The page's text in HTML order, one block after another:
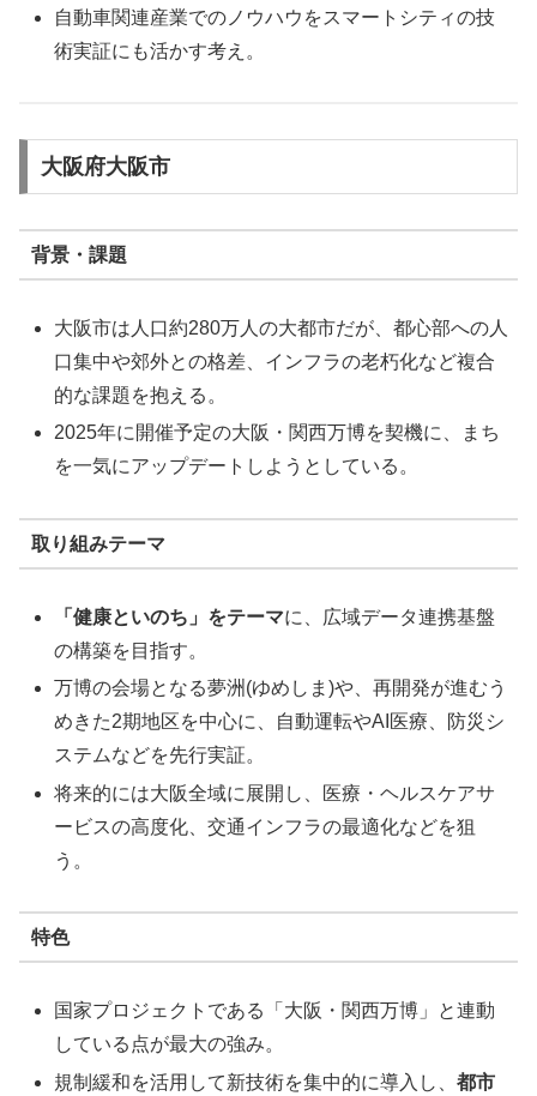
自動車関連産業でのノウハウをスマートシティの技
術実証にも活かす考え。
大阪府大阪市
背景・課題
大阪市は人口約280万人の大都市だが、都心部への人
口集中や郊外との格差、インフラの老朽化など複合
的な課題を抱える。
2025年に開催予定の大阪・関西万博を契機に、まち
を一気にアップデートしようとしている。
取り組みテーマ
「健康といのち」をテーマに、広域データ連携基盤
の構築を目指す。
万博の会場となる夢洲(ゆめしま)や、再開発が進むう
めきた2期地区を中心に、自動運転やAI医療、防災シ
ステムなどを先行実証。
将来的には大阪全域に展開し、医療・ヘルスケアサ
ービスの高度化、交通インフラの最適化などを狙
う。
特色
国家プロジェクトである「大阪・関西万博」と連動
している点が最大の強み。
規制緩和を活用して新技術を集中的に導入し、都市